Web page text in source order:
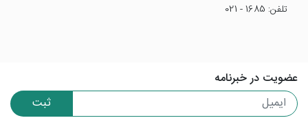
تلفن: 1685 - 021
عضویت در خبرنامه
ثبت